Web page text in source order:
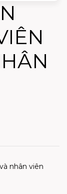
nhân viên